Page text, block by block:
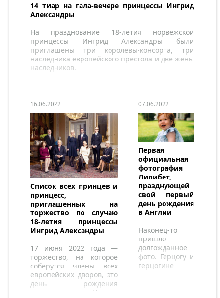
14 тиар на гала-вечере принцессы Ингрид
Александры
На празднование 18-летия норвежской
принцессы Ингрид Александры были
приглашены три королевы-консорта, три
наследника европейского престола и две жены
наследников.
16.06.2022
Список всех принцев и
принцесс,
приглашенных на
торжество по случаю
18-летия принцессы
Ингрид Александры
17 июня 2022 года —
торжество, на которое
соберутся члены всех
европейских дворов, это
день рождения
принцессы Ингрид
07.06.2022
Первая
официальная
фотография
Лилибет,
празднующей
свой первый
день рождения
в Англии
Наконец-то
пришло
долгожданное
фото. Герцогу и
герцогине
Сассекским